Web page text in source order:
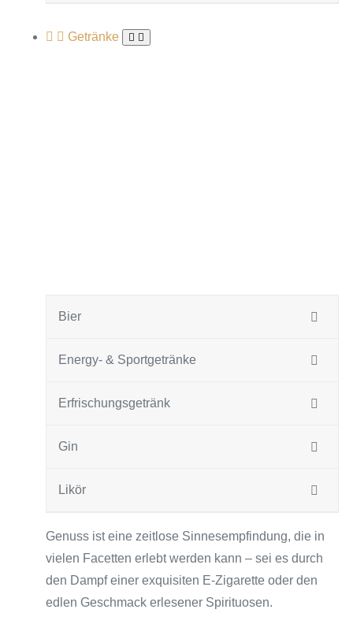
Getränke
Bier
Energy- & Sportgetränke
Erfrischungsgetränk
Gin
Likör
Genuss ist eine zeitlose Sinnesempfindung, die in
vielen Facetten erlebt werden kann – sei es durch
den Dampf einer exquisiten E-Zigarette oder den
edlen Geschmack erlesener Spirituosen.